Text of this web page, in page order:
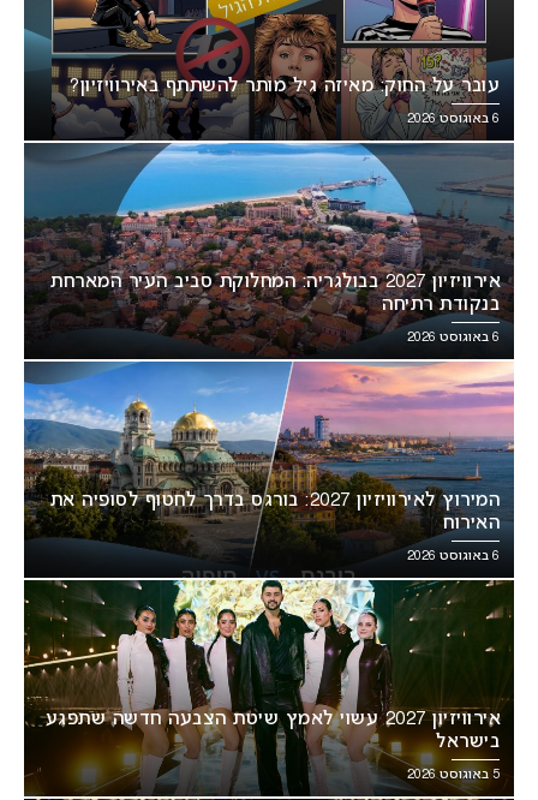
עובר על החוק: מאיזה גיל מותר להשתתף באירוויזיון?
6 באוגוסט 2026
אירוויזיון 2027 בבולגריה: המחלוקת סביב העיר המארחת
בנקודת רתיחה
6 באוגוסט 2026
המירוץ לאירוויזיון 2027: בורגס בדרך לחטוף לסופיה את
האירוח
6 באוגוסט 2026
אירוויזיון 2027 עשוי לאמץ שיטת הצבעה חדשה שתפגע
בישראל
5 באוגוסט 2026